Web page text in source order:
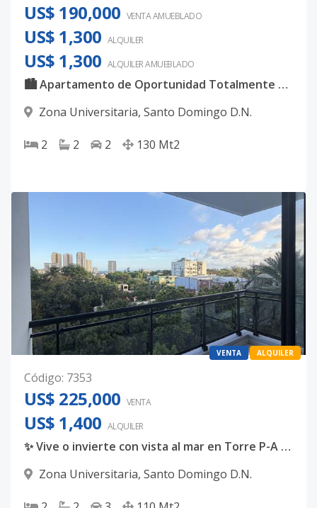
US$ 190,000 VENTA AMUEBLADO
US$ 1,300 ALQUILER
US$ 1,300 ALQUILERAMUEBLADO
🏙️ Apartamento de Oportunidad Totalmente Amueblado en Zona Universitaria
Zona Universitaria, Santo Domingo D.N.
2 2 2 130 Mt2
VENTA ALQUILER
Código: 7353
US$ 225,000 VENTA
US$ 1,400 ALQUILER
✨ Vive o invierte con vista al mar en Torre P-A 7 ✨
Zona Universitaria, Santo Domingo D.N.